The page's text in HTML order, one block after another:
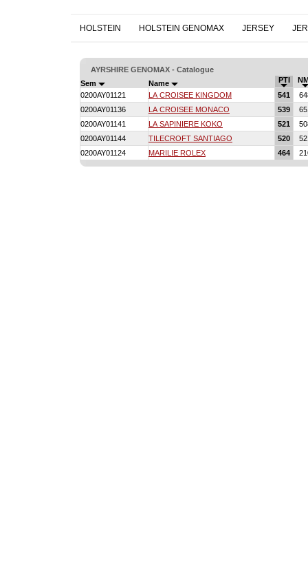
HOLSTEIN HOLSTEIN GENOMAX JERSEY
AYRSHIRE GENOMAX - Catalogue
Sem
Name PTI
0200AY01121
LA CROISEE KINGDOM 541
0200AY01136
LA CROISEE MONACO 539
0200AY01141
LA SAPINIERE KOKO 521
0200AY01144
TILECROFT SANTIAGO 520
0200AY01124
MARILIE ROLEX 464